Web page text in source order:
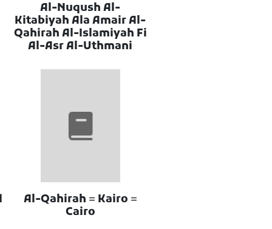
Al-Nuqush Al-
Kitabiyah Ala Amair Al-
Qahirah Al-Islamiyah Fi
Al-Asr Al-Uthmani
Al-Qahirah = Kairo =
Cairo